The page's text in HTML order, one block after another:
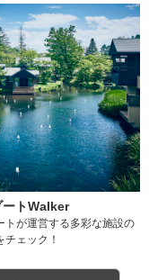
ートWalker
トが運営する多彩な施設の
チェック！